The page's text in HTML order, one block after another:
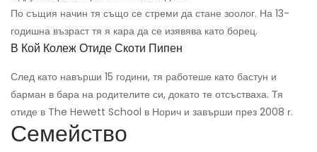
По същия начин тя също се стреми да стане зоолог. На 13-
годишна възраст тя я кара да се изявява като борец.
В Кой Колеж Отиде Скоти Пипен
След като навърши 15 години, тя работеше като бастун и
барман в бара на родителите си, докато те отсъстваха. Тя
отиде в The Hewett School в Норич и завърши през 2008 г.
Семейство